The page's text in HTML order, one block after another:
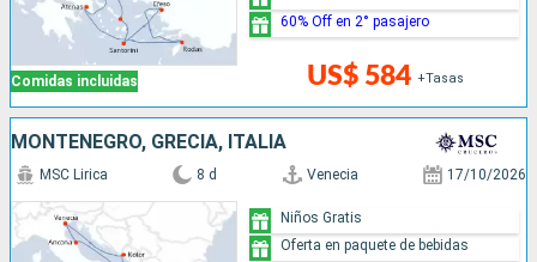
Comidas incluidas US$ 584 +Tasas
60% Off en 2° pasajero
MONTENEGRO, GRECIA, ITALIA
MSC Lirica 8 d Venecia 17/10/2026
Niños Gratis
Oferta en paquete de bebidas